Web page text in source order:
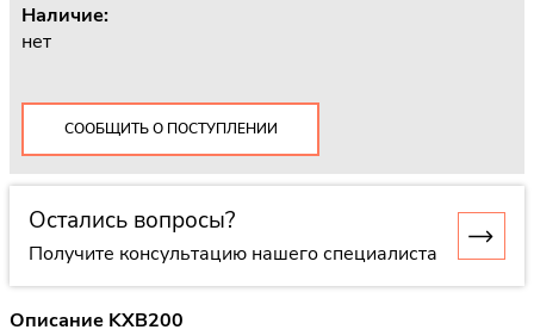
Наличие:
нет
СООБЩИТЬ О ПОСТУПЛЕНИИ
Остались вопросы?
Получите консультацию нашего специалиста
Описание KXB200